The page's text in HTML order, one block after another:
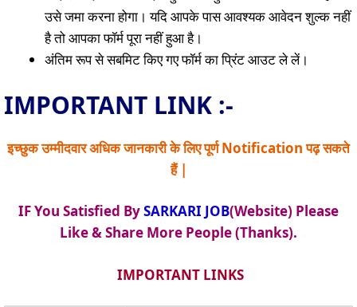
उसे जमा करना होगा। यदि आपके पास आवश्यक आवेदन शुल्क नहीं
है तो आपका फॉर्म पूरा नहीं हुआ है।
अंतिम रूप से सबमिट किए गए फॉर्म का प्रिंट आउट ले लें।
IMPORTANT LINK :-
इच्छुक उम्मीदवार अधिक जानकारी के लिए पूर्ण Notification पढ़ सकते
हैं |
IF You Satisfied BySARKARI JOB(Website) Please
Like & Share More People (Thanks).
IMPORTANT LINKS